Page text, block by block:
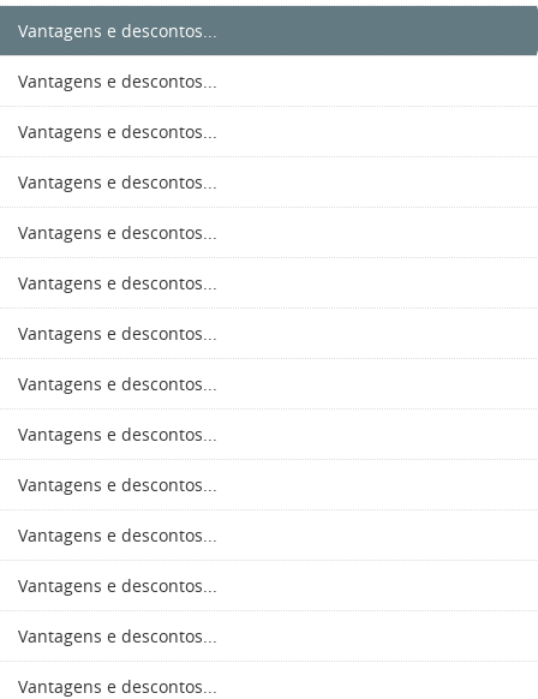
Vantagens e descontos...
Vantagens e descontos...
Vantagens e descontos...
Vantagens e descontos...
Vantagens e descontos...
Vantagens e descontos...
Vantagens e descontos...
Vantagens e descontos...
Vantagens e descontos...
Vantagens e descontos...
Vantagens e descontos...
Vantagens e descontos...
Vantagens e descontos...
Vantagens e descontos...